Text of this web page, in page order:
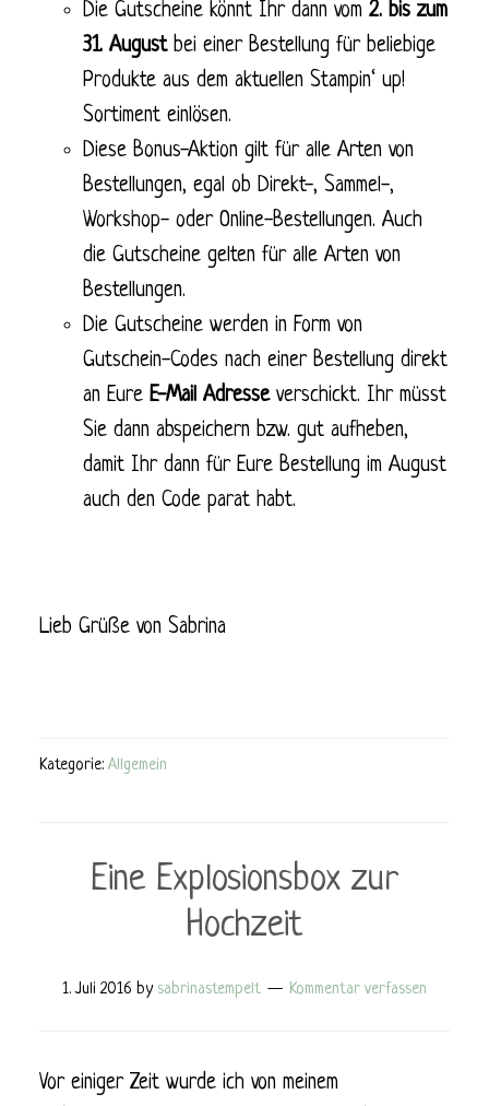
Die Gutscheine könnt Ihr dann vom 2. bis zum
31. Augustbei einer Bestellung für beliebige
Produkte aus dem aktuellen Stampin‘ up!
Sortiment einlösen.
Diese Bonus-Aktion gilt für alle Arten von
Bestellungen, egal ob Direkt-, Sammel-,
Workshop- oder Online-Bestellungen. Auch
die Gutscheine gelten für alle Arten von
Bestellungen.
Die Gutscheine werden in Form von
Gutschein-Codes nach einer Bestellung direkt
an Eure E-Mail Adresseverschickt. Ihr müsst
Sie dann abspeichern bzw. gut aufheben,
damit Ihr dann für Eure Bestellung im August
auch den Code parat habt.
Lieb Grüße von Sabrina
Kategorie: Allgemein
Eine Explosionsbox zur
Hochzeit
1. Juli 2016 by sabrinastempelt Kommentar verfassen
Vor einiger Zeit wurde ich von meinem